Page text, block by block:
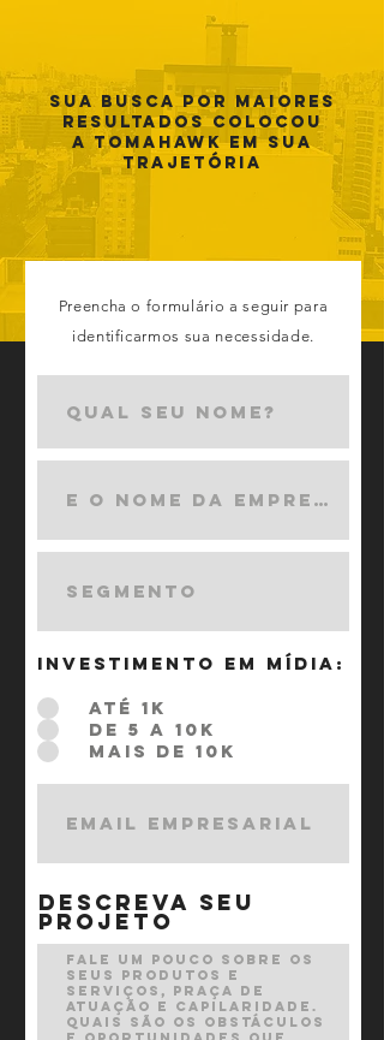
Sua busca por maiores
resultados Colocou
a Tomahawk em sua
trajetória
Preencha o formulário a seguir para
identificarmos sua necessidade.
Investimento em mídia:
*
até 1k
de 5 a 10k
mais de 10k
descreva seu
projeto